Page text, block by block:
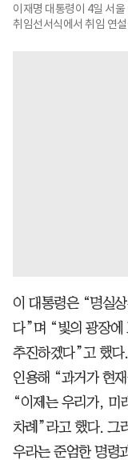
이재명 대통령이 4일 서
취임선서식에서 취임 연
이 대통령은 “명실
다”며 “빛의 광장에
추진하겠다”고 했
인용해 “과거가 현
“이제는 우리가, 미
차례”라고 했다. 그
우라는 준엄한 명령